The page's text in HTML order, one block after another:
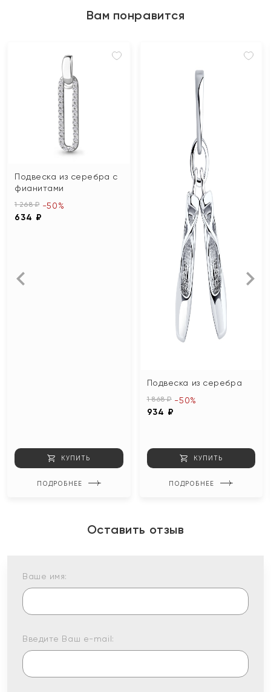
Вам понравится
Подвеска из серебра с
фианитами
1 268 ₽
634 ₽
-50%
КУПИТЬ
ПОДРОБНЕЕ
Подвеска из серебра
1 868 ₽
934 ₽
-50%
КУПИТЬ
ПОДРОБНЕЕ
Оставить отзыв
Ваше имя:
Введите Ваш e-mail: